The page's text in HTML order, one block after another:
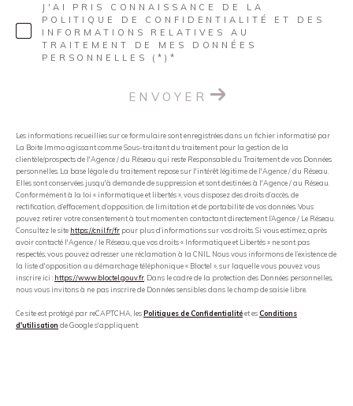
J'AI PRIS CONNAISSANCE DE LA
POLITIQUE DE CONFIDENTIALITÉ ET DES
INFORMATIONS RELATIVES AU
TRAITEMENT DE MES DONNÉES
PERSONNELLES (*)*
ENVOYER
Les informations recueillies sur ce formulaire sont enregistrées dans un fichier informatisé par
La Boite Immo agissant comme Sous-traitant du traitement pour la gestion de la
clientèle/prospects de l'Agence / du Réseau qui reste Responsable du Traitement de vos Données
personnelles. La base légale du traitement repose sur l'intérêt légitime de l'Agence / du Réseau.
Elles sont conservées jusqu'à demande de suppression et sont destinées à l'Agence / au Réseau.
Conformément à la loi « informatique et libertés », vous disposez des droits d’accès, de
rectification, d’effacement, d’opposition, de limitation et de portabilité de vos données. Vous
pouvez retirer votre consentement à tout moment en contactant directement l’Agence / Le Réseau.
Consultez le site https://cnil.fr/fr pour plus d’informations sur vos droits. Si vous estimez, après
avoir contacté l'Agence / le Réseau, que vos droits « Informatique et Libertés » ne sont pas
respectés, vous pouvez adresser une réclamation à la CNIL. Nous vous informons de l’existence de
la liste d'opposition au démarchage téléphonique « Bloctel », sur laquelle vous pouvez vous
inscrire ici : https://www.bloctel.gouv.fr. Dans le cadre de la protection des Données personnelles,
nous vous invitons à ne pas inscrire de Données sensibles dans le champ de saisie libre.
Ce site est protégé par reCAPTCHA, lesPolitiques de Confidentialitéet esConditions
d'utilisation de Google s'appliquent.